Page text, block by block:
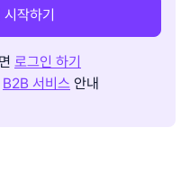
작하기
로그인 하기
B2B 서비스 안내